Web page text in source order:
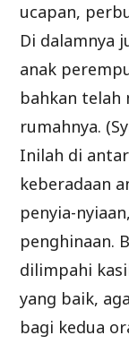
ucapan,
Di dalamnya
anak
bahkan telah
rumahnya.
Inilah di
keberadaan
penyia-
penghinaan.
dilimpahi
yang baik,
bagi kedua